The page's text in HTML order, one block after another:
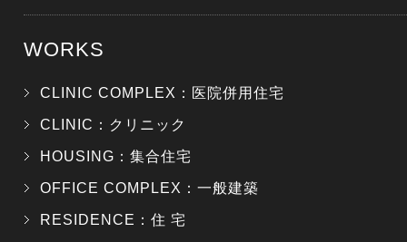
WORKS
CLINIC COMPLEX：医院併用住宅
CLINIC：クリニック
HOUSING：集合住宅
OFFICE COMPLEX：一般建築
RESIDENCE：住 宅